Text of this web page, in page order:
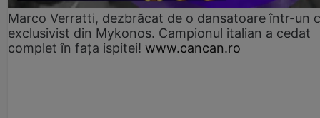
Marco Verratti, dezbrăcat de o dansatoare într-un
exclusivist din Mykonos. Campionul italian a cedat
complet în fața ispitei! www.cancan.ro